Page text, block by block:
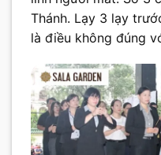
Thánh. Lạy 3 lạy
là điều không đúng